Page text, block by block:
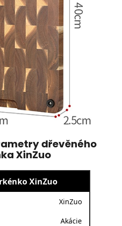
dřevěného
XinZuo
XinZuo
XinZuo
Akácie